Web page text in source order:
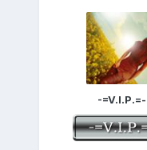
-=V.I.P.=-